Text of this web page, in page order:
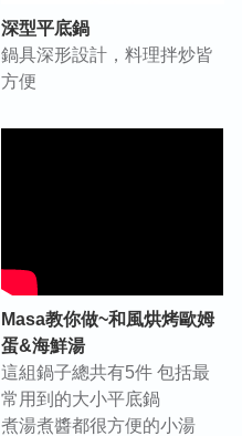
深型平底鍋
鍋具深形設計，料理拌炒皆
方便
Masa教你做~和風烘烤歐姆
蛋&海鮮湯
這組鍋子總共有5件 包括最
常用到的大小平底鍋
煮湯煮醬都很方便的小湯